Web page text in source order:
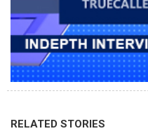
RELATED STORIES